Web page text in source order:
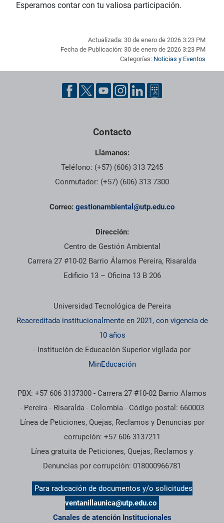
Esperamos contar con tu valiosa participación.
Actualizada: 30 de enero de 2026 3:23 PM
Fecha de Publicación: 30 de enero de 2026 3:23 PM
Categorías: Noticias y Eventos
Pie de página con información de contacto, redes sociales y
Contacto
Llámanos:
Teléfono: (+57) (606) 313 7245
Conmutador: (+57) (606) 313 7300
Correo: gestionambiental@utp.edu.co
Dirección:
Centro de Gestión Ambiental
Carrera 27 #10-02 Barrio Álamos Pereira, Risaralda
Edificio 13 – Oficina 13 B 206
Información institucional
Universidad Tecnológica de Pereira
Reacreditada institucionalmente en 2021, con vigencia de
10 años
- Institución de Educación Superior vigilada por
MinEducación
PBX: +57 606 3137300 - Carrera 27 #10-02 Barrio Alamos
- Pereira - Risaralda - Colombia - Código postal: 660003
Línea de Peticiones, Quejas, Reclamos y Denuncias por
corrupción: +57 606 3137211
Línea gratuita de Peticiones, Quejas, Reclamos y
Denuncias por corrupción: 018000966781
Para radicación de documentos y/o solicitudes
ventanillaunica@utp.edu.co
Canales de atención Institucionales